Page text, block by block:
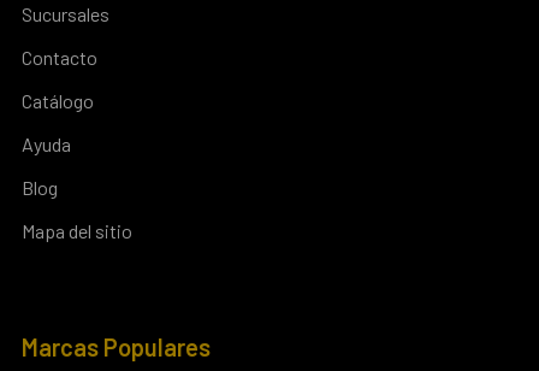
Sucursales
Contacto
Catálogo
Ayuda
Blog
Mapa del sitio
Marcas Populares